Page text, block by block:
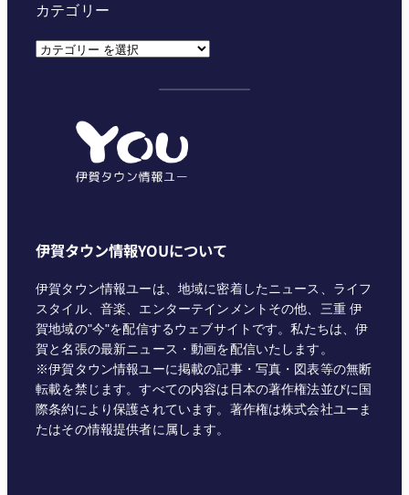
カテゴリー
カ
伊賀タウン情報YOUについて
伊賀タウン情報ユーは、地域に密着したニュース、ライフ
スタイル、音楽、エンターテインメントその他、三重 伊
賀地域の"今"を配信するウェブサイトです。私たちは、伊
賀と名張の最新ニュース・動画を配信いたします。
※伊賀タウン情報ユーに掲載の記事・写真・図表等の無断
転載を禁じます。すべての内容は日本の著作権法並びに国
際条約により保護されています。著作権は株式会社ユーま
たはその情報提供者に属します。